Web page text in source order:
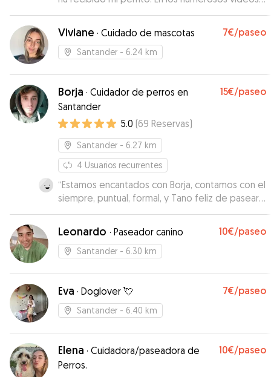
que me ha ido mandando durante mi ausencia,
he podido comprobar cómo éste se
encontraba feliz acompañado por otra
compañía perruna que le ha hecho mi ausencia
sucesivas ocasiones. Muchas gracias, Lola.”
Viviane · Cuidado de mascotas 7€/paseo
Santander - 6.24 km
Borja · Cuidador de perros en
Santander
15€/paseo
5.0 (69 Reservas)
Santander - 6.27 km
4 Usuarios recurrentes
“Estamos encantados con Borja, contamos con el
siempre, puntual, formal, y Tano feliz de pasear
con el.”
Leonardo · Paseador canino 10€/paseo
Santander - 6.30 km
Eva · Doglover 💘 7€/paseo
Santander - 6.40 km
Elena · Cuidadora/paseadora de
Perros.
10€/paseo